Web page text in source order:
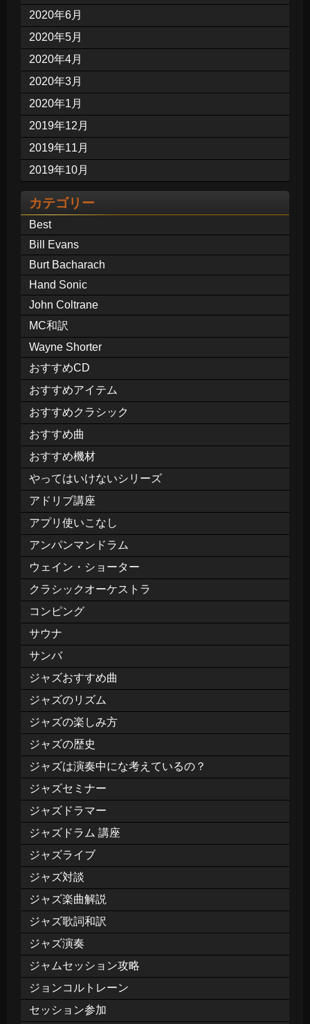
2020年6月
2020年5月
2020年4月
2020年3月
2020年1月
2019年12月
2019年11月
2019年10月
カテゴリー
Best
Bill Evans
Burt Bacharach
Hand Sonic
John Coltrane
MC和訳
Wayne Shorter
おすすめCD
おすすめアイテム
おすすめクラシック
おすすめ曲
おすすめ機材
やってはいけないシリーズ
アドリブ講座
アプリ使いこなし
アンパンマンドラム
ウェイン・ショーター
クラシックオーケストラ
コンピング
サウナ
サンバ
ジャズおすすめ曲
ジャズのリズム
ジャズの楽しみ方
ジャズの歴史
ジャズは演奏中にな考えているの？
ジャズセミナー
ジャズドラマー
ジャズドラム 講座
ジャズライブ
ジャズ対談
ジャズ楽曲解説
ジャズ歌詞和訳
ジャズ演奏
ジャムセッション攻略
ジョンコルトレーン
セッション参加